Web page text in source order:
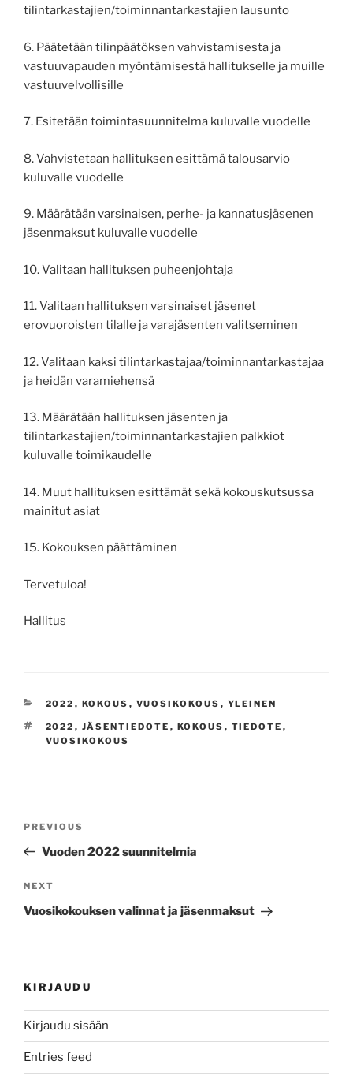
tilintarkastajien/toiminnantarkastajien lausunto
6. Päätetään tilinpäätöksen vahvistamisesta ja
vastuuvapauden myöntämisestä hallitukselle ja muille
vastuuvelvollisille
7. Esitetään toimintasuunnitelma kuluvalle vuodelle
8. Vahvistetaan hallituksen esittämä talousarvio
kuluvalle vuodelle
9. Määrätään varsinaisen, perhe- ja kannatusjäsenen
jäsenmaksut kuluvalle vuodelle
10. Valitaan hallituksen puheenjohtaja
11. Valitaan hallituksen varsinaiset jäsenet
erovuoroisten tilalle ja varajäsenten valitseminen
12. Valitaan kaksi tilintarkastajaa/toiminnantarkastajaa
ja heidän varamiehensä
13. Määrätään hallituksen jäsenten ja
tilintarkastajien/toiminnantarkastajien palkkiot
kuluvalle toimikaudelle
14. Muut hallituksen esittämät sekä kokouskutsussa
mainitut asiat
15. Kokouksen päättäminen
Tervetuloa!
Hallitus
CATEGORIES
2022 , KOKOUS , VUOSIKOKOUS , YLEINEN
TAGS
2022 , JÄSENTIEDOTE , KOKOUS , TIEDOTE ,
VUOSIKOKOUS
Previous
Post
PREVIOUS
Vuoden 2022 suunnitelmia
Next
Post
NEXT
Vuosikokouksen valinnat ja jäsenmaksut
KIRJAUDU
Kirjaudu sisään
Entries feed